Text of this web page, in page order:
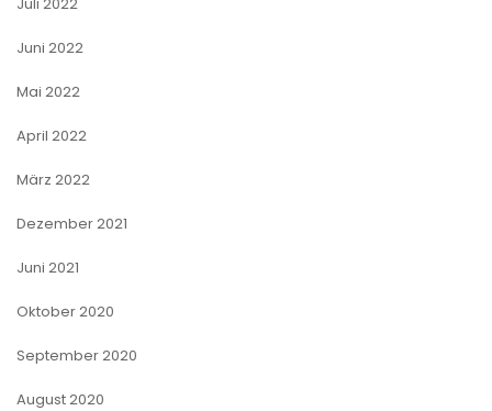
Juni 2022
Mai 2022
April 2022
März 2022
Dezember 2021
Juni 2021
Oktober 2020
September 2020
August 2020